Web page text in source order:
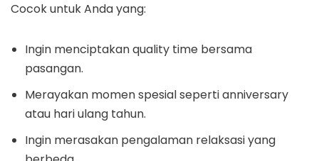
Cocok untuk Anda yang:
Ingin menciptakan quality time bersama
pasangan.
Merayakan momen spesial seperti anniversary
atau hari ulang tahun.
Ingin merasakan pengalaman relaksasi yang